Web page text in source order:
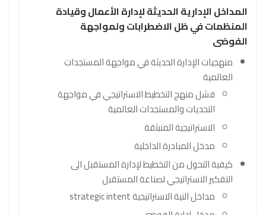
المداخل الإدارية الحديثة لإدارة الأعمال وقيادة
المنظمات في ظل الاضطرابات ولمواجهة
الفوضى
منهجيات الإدارة الحديثة في مواجهة المستجدات
العالمية
فشل منهج التخطيط الاستراتيجي في مواجهة
التحديات والمستجدات العالمية
الاستراتيجية المنبثقة
مدخل المبادرة الداخلية
كيفية التحول من التخطيط لإدارة المستقبل الى
التفكير الاستراتيجي لصناعة المستقبل
مداخل النية الاستراتيجية strategic intent